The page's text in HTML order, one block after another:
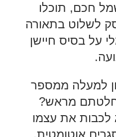
חכם, תוכלו
לשלוט בתאורה
על בסיס חיישן
למעלה ממספר
מראש?
לכבות את עצמו
אוטומטית,